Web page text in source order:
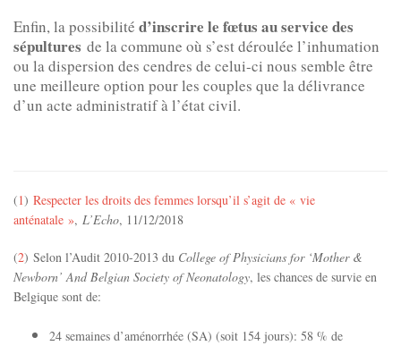
Enfin, la possibilité d’inscrire le fœtus au service des
sépultures de la commune où s’est déroulée l’inhumation
ou la dispersion des cendres de celui-ci nous semble être
une meilleure option pour les couples que la délivrance
d’un acte administratif à l’état civil.
(1) Respecter les droits des femmes lorsqu’il s’agit de « vie
anténatale », L’Echo, 11/12/2018
(2) Selon l’Audit 2010-2013 du College of Physicians for ‘Mother &
Newborn’ And Belgian Society of Neonatology, les chances de survie en
Belgique sont de:
24 semaines d’aménorrhée (SA) (soit 154 jours): 58 % de